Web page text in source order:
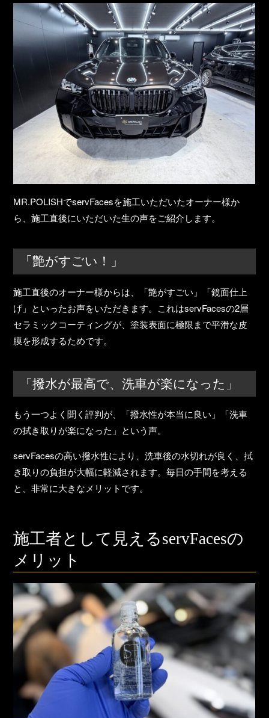
MR.POLISHでservFacesを施工いただいたオーナー様か
ら、施工直後にいただいた生の声をご紹介します。
「艶がすごい！」
施工直後のオーナー様からは、
「艶がすごい」「鏡面仕上
げ」 といったお声をいただきます。これはservFacesの2層
セラミックコーティングが、塗装表面に極限まで平滑な皮
膜を形成するためです。
「撥水が最高で、洗車が楽になった」
もう一つよく聞く評判が、
「撥水性が本当に良い」「洗車
の拭き取りが楽になった」 という声。
servFacesの高い撥水性により、洗車後の水切れが良く、拭
き取りの負担が大幅に軽減されます。毎日の手間を考える
と、非常に大きなメリットです。
施工者として見えるservFacesの
メリット